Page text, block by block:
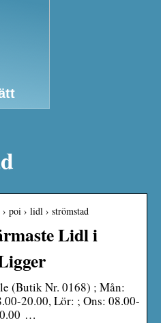
poi › lidl › strömstad
Lidl i
(Butik Nr. 0168) ; Mån:
20.00, Lör: ; Ons: 08.00-
…